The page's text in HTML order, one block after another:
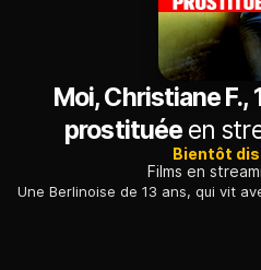
Moi, Christiane F.,
prostituée en
Bientôt
Films en